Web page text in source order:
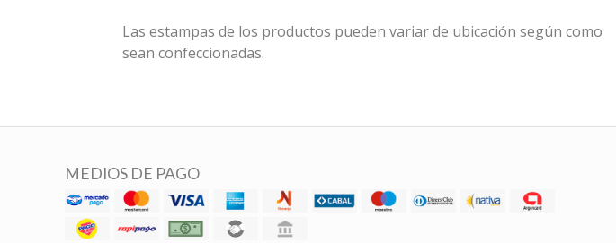
Las estampas de los productos pueden variar de ubicación según como
sean confeccionadas.
MEDIOS DE PAGO